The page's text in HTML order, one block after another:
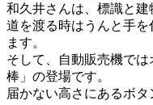
和久井さんは、標識と建
道を渡る時はうんと手
ます。
そして、自動販売機で
棒」の登場です。
届かない高さにあるボタ